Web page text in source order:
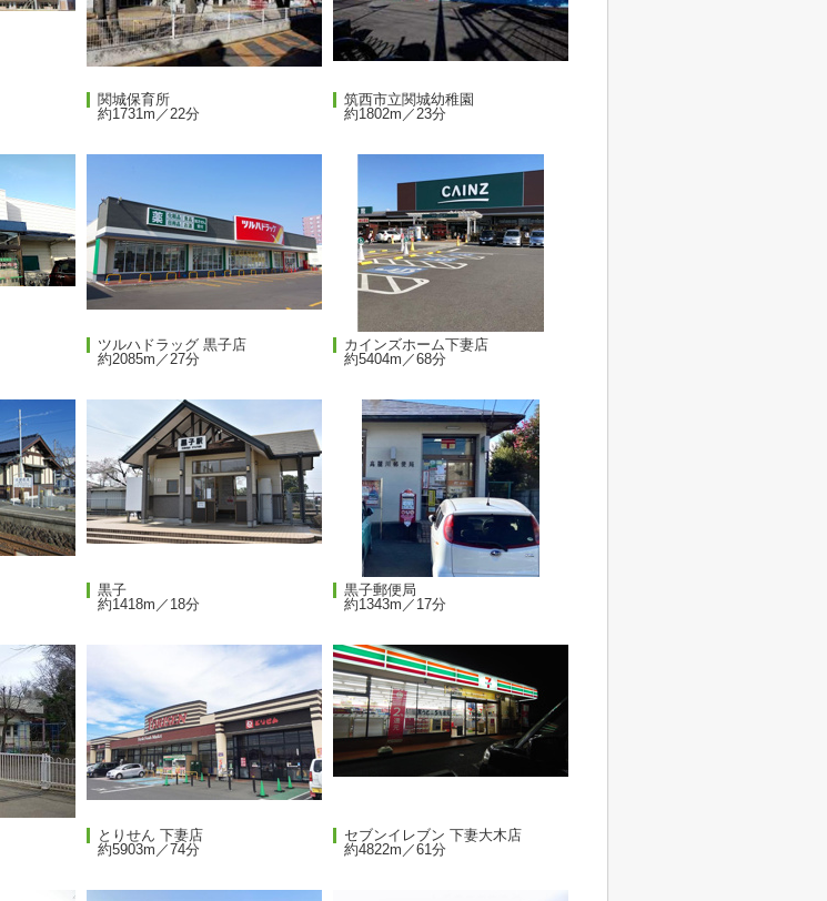
関城保育所
約1731m／22分
筑西市立関城幼稚園
約1802m／23分
ツルハドラッグ 黒子店
約2085m／27分
カインズホーム下妻店
約5404m／68分
黒子
約1418m／18分
黒子郵便局
約1343m／17分
とりせん 下妻店
約5903m／74分
セブンイレブン 下妻大木店
約4822m／61分